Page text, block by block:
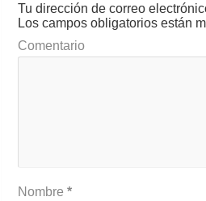
Tu dirección de correo
Los campos obligatorios están
Comentario
Nombre*